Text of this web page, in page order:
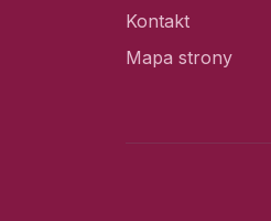
Kontakt
Mapa strony